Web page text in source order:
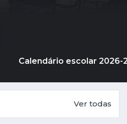
Calendário escolar 2026-
Ver todas